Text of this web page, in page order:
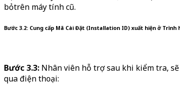
bỏtrên máy tính cũ.
Bước 3.2: Cung cấp Mã Cài Đặt (Installation ID) xuất hiện ở
Bước 3.3: Nhân viên hỗ trợ sau khi kiểm tra,
qua điện thoại: